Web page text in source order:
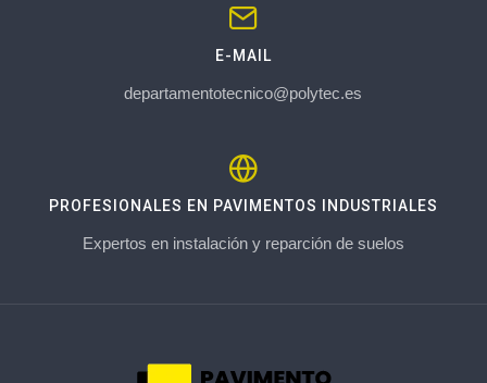
E-MAIL
departamentotecnico@polytec.es
PROFESIONALES EN PAVIMENTOS INDUSTRIALES
Expertos en instalación y reparción de suelos